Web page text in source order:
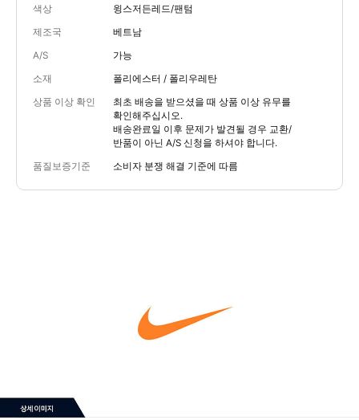
색상 윙스저든레드/팬텀
제조국 베트남
A/S 가능
소재 폴리에스터 / 폴리우레탄
상품 이상 확인
최초 배송을 받으셨을 때 상품 이상 유무를
확인해주십시오.
배송완료일 이후 문제가 발견될 경우 교환/
반품이 아닌 A/S 신청을 하셔야 합니다.
품질보증기준 소비자 분쟁 해결 기준에 따름